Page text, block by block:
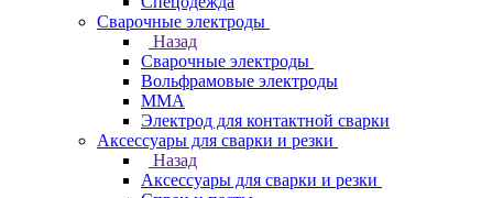
Сварочные электроды
Назад
Сварочные электроды
Вольфрамовые электроды
ММА
Электрод для контактной сварки
Аксессуары для сварки и резки
Назад
Аксессуары для сварки и резки